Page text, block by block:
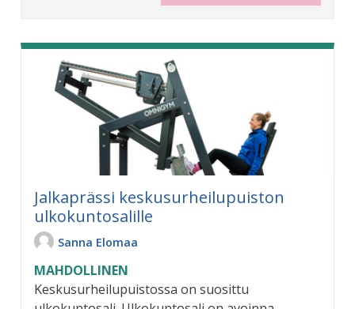
Jalkaprässi keskusurheilupuiston
ulkokuntosalille
Sanna Elomaa
MAHDOLLINEN
Keskusurheilupuistossa on suosittu